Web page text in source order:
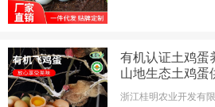
有机认证土鸡蛋
山地生态土鸡蛋
浙江桂明农业开发有